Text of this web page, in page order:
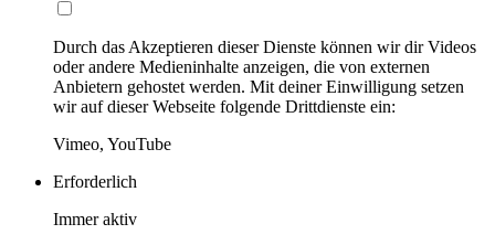
Durch das Akzeptieren dieser Dienste können wir dir Videos
oder andere Medieninhalte anzeigen, die von externen
Anbietern gehostet werden. Mit deiner Einwilligung setzen
wir auf dieser Webseite folgende Drittdienste ein:
Vimeo, YouTube
Erforderlich
Immer aktiv